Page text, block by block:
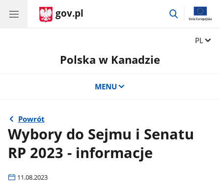
gov.pl
przejdź
Zmień
PL
Polska w Kanadzie
MENU
Powrót
Wybory do Sejmu i Senatu
RP 2023 - informacje
11.08.2023